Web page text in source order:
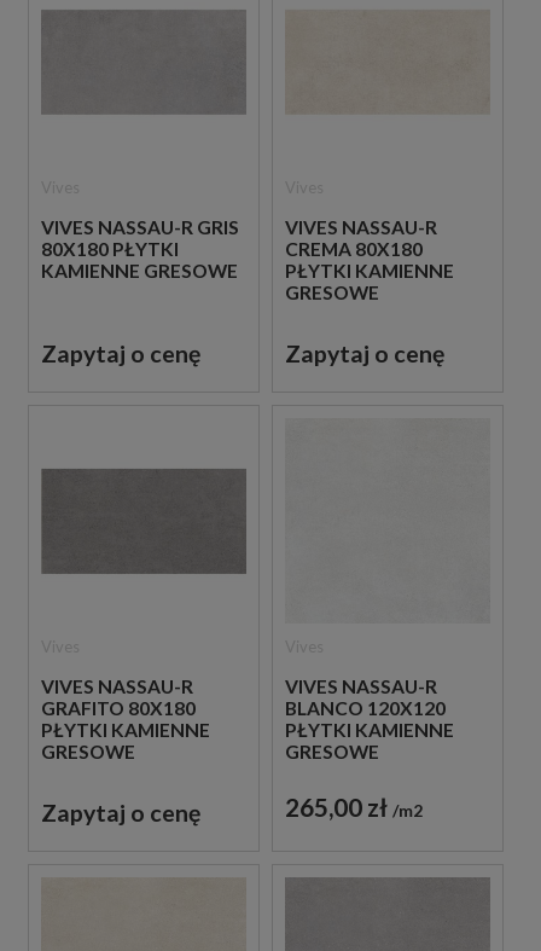
VIVES NASSAU-R GRIS
80X180 PŁYTKI
KAMIENNE GRESOWE
Zapytaj o cenę
VIVES NASSAU-R
CREMA 80X180
PŁYTKI KAMIENNE
GRESOWE
Zapytaj o cenę
VIVES NASSAU-R
GRAFITO 80X180
PŁYTKI KAMIENNE
GRESOWE
Zapytaj o cenę
VIVES NASSAU-R
BLANCO 120X120
PŁYTKI KAMIENNE
GRESOWE
265,00 zł m2